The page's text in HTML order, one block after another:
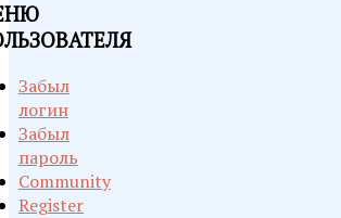
Забыл
логин
Забыл
пароль
Community
Register